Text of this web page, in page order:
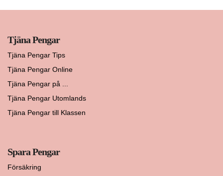
Tjäna Pengar
Tjäna Pengar Tips
Tjäna Pengar Online
Tjäna Pengar på ...
Tjäna Pengar Utomlands
Tjäna Pengar till Klassen
Spara Pengar
Försäkring